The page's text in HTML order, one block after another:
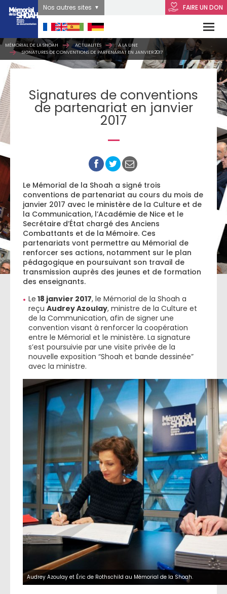
FAIRE UN DON
Nos autres sites
MÉMORIAL DE LA SHOAH ACTUALITÉS
À LA UNE
SIGNATURES DE CONVENTIONS DE PARTENARIAT EN JANVIER 2017
Signatures de conventions
de partenariat en janvier
2017
Le Mémorial de la Shoah a signé trois
conventions de partenariat au cours du mois de
janvier 2017 avec le ministère de la Culture et de
la Communication, l’Académie de Nice et le
Secrétaire d’État chargé des Anciens
Combattants et de la Mémoire. Ces
partenariats vont permettre au Mémorial de
renforcer ses actions, notamment sur le plan
pédagogique en poursuivant son travail de
transmission auprès des jeunes et de formation
des enseignants.
Le 18 janvier 2017, le Mémorial de la Shoah a
reçu Audrey Azoulay, ministre de la Culture et
de la Communication, afin de signer une
convention visant à renforcer la coopération
entre le Mémorial et le ministère. La signature
s’est poursuivie par une visite privée de la
nouvelle exposition “Shoah et bande dessinée”
avec la ministre.
Audrey Azoulay et Éric de Rothschild au Mémorial de la Shoah.